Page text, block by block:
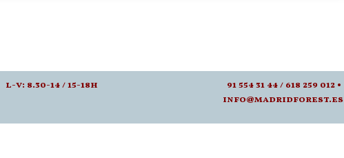
l-v: 8.30-14 / 15-18h
91 554 31 44 / 618 259 012 •
info@madridforest.es